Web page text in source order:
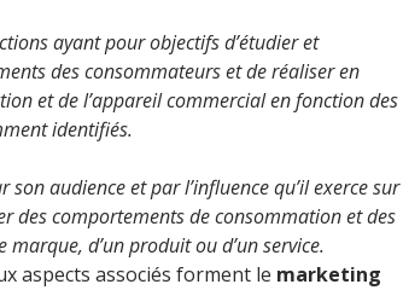
ayant pour objectifs d’étudier et
des consommateurs et de réaliser en
et de l’appareil commercial en fonction des
identifiés.
audience et par l’influence qu’il exerce sur
des comportements de consommation et des
marque, d’un produit ou d’un service.
aspects associés forment le marketing